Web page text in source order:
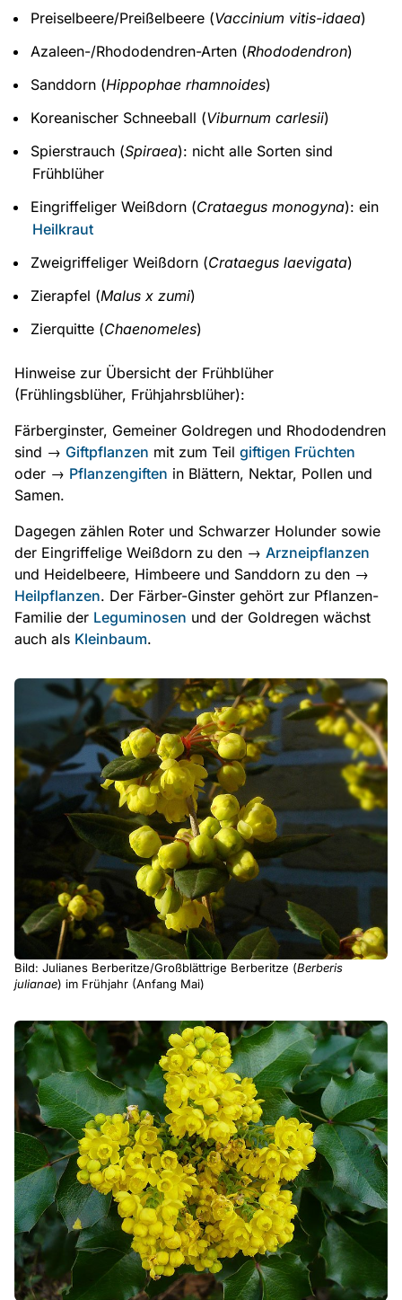
Preiselbeere/Preißelbeere (Vaccinium vitis-idaea)
Azaleen-/Rhododendren-Arten (Rhododendron)
Sanddorn (Hippophae rhamnoides)
Koreanischer Schneeball (Viburnum carlesii)
Spierstrauch (Spiraea): nicht alle Sorten sind
Frühblüher
Eingriffeliger Weißdorn (Crataegus monogyna): ein
Heilkraut
Zweigriffeliger Weißdorn (Crataegus laevigata)
Zierapfel (Malus x zumi)
Zierquitte (Chaenomeles)
Hinweise zur Übersicht der Frühblüher
(Frühlingsblüher, Frühjahrsblüher):
Färberginster, Gemeiner Goldregen und Rhododendren
sind → Giftpflanzen mit zum Teil giftigen Früchten
oder → Pflanzengiften in Blättern, Nektar, Pollen und
Samen.
Dagegen zählen Roter und Schwarzer Holunder sowie
der Eingriffelige Weißdorn zu den → Arzneipflanzen
und Heidelbeere, Himbeere und Sanddorn zu den →
Heilpflanzen. Der Färber-Ginster gehört zur Pflanzen-
Familie der Leguminosen und der Goldregen wächst
auch als Kleinbaum.
Bild: Julianes Berberitze/Großblättrige Berberitze (Berberis
julianae) im Frühjahr (Anfang Mai)